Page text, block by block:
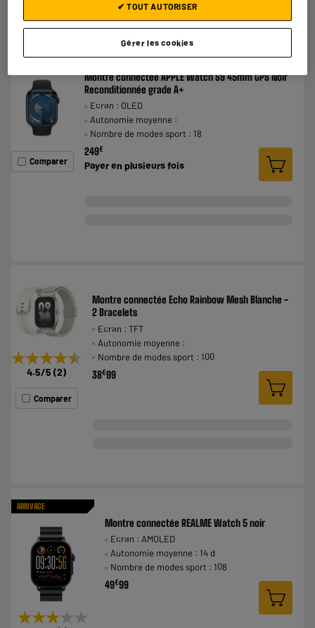
EXCLU WEB
Comparer
Montre connectée APPLE Watch S9 45mm GPS Noir
Reconditionnée grade A+
Ecran : OLED
Autonomie moyenne :
Nombre de modes sport : 18
249€
Payer en plusieurs fois
★★★★★
★★★★★
4.5/5 (2)
Comparer
Montre connectée Echo Rainbow Mesh Blanche -
2 Bracelets
Ecran : TFT
Autonomie moyenne :
Nombre de modes sport : 100
38€99
ARRIVAGE
★★★★★
★★★★★
Montre connectée REALME Watch 5 noir
Ecran : AMOLED
Autonomie moyenne : 14 d
Nombre de modes sport : 108
49€99
Gérer les cookies
✔ TOUT AUTORISER